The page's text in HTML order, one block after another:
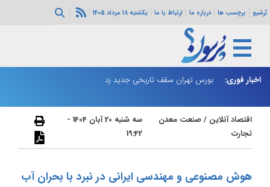
آرشیو برچسب ها درباره ما ارتباط با ما یکشنبه 18 مرداد 1405
اخبار فوری:
گرفت بورس تهران سقف تاریخی جدید زد
اقتصاد آنلاین /صنعت معدن
تجارت
سه شنبه 20 آبان 1404 -
19:42
هوش مصنوعی و مهندسی ایرانی در نبرد با بحران آب